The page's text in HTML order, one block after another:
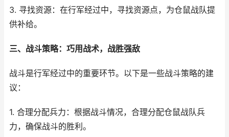
3. 寻找资源：在行军经过中，寻找资源点，为仓鼠战队提
供补给。
三、战斗策略：巧用战术，战胜强敌
战斗是行军经过中的重要环节。以下是一些战斗策略的建
议：
1. 合理分配兵力：根据战斗情况，合理分配仓鼠战队兵
力，确保战斗的胜利。